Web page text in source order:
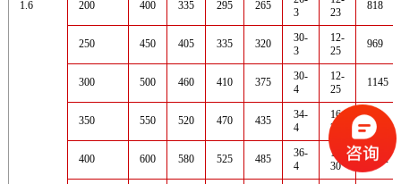
1.6 200 400 335 295 265
3
23
818
250 450 405 335 320
30-
3
12-
25
969
300 500 460 410 375
30-
4
12-
25
1145
350 550 520 470 435
34-
4
16-
25
1280
400 600 580 525 485
36-
4
16-
30
1452